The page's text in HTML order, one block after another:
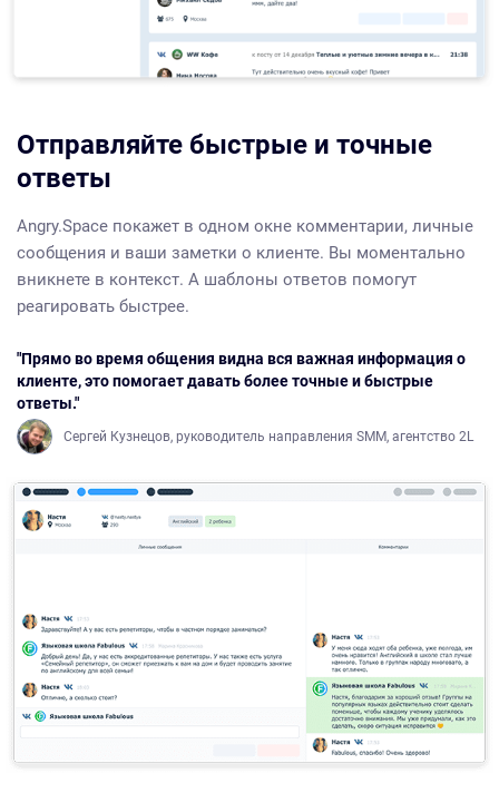
Отправляйте быстрые и точные
ответы
Angry.Space покажет в одном окне комментарии, личные
сообщения и ваши заметки о клиенте. Вы моментально
вникнете в контекст. А шаблоны ответов помогут
реагировать быстрее.
"Прямо во время общения видна вся важная информация о
клиенте, это помогает давать более точные и быстрые
ответы."
Сергей Кузнецов, руководитель направления SMM, агентство 2L